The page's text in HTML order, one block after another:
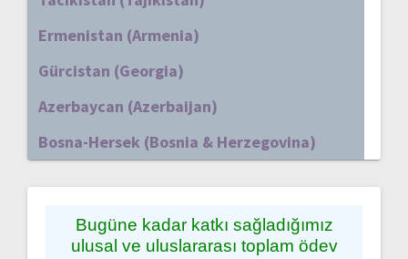
Ermenistan (Armenia)
Gürcistan (Georgia)
Azerbaycan (Azerbaijan)
Bosna-Hersek (Bosnia & Herzegovina)
Bugüne kadar katkı sağladığımız
ulusal ve uluslararası toplam ödev